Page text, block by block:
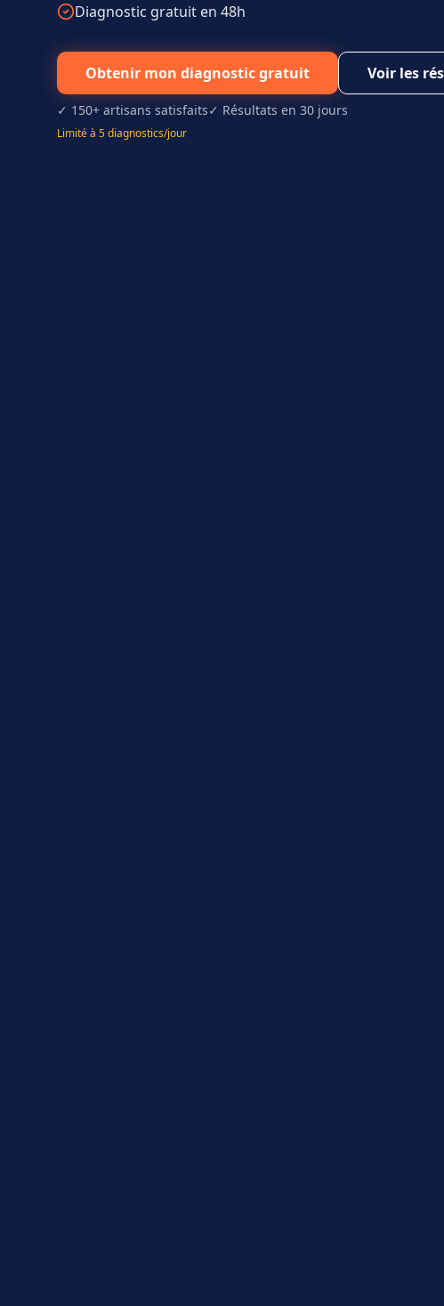
Diagnostic gratuit en 48h
Obtenir mon diagnostic gratuit Voir les
✓ 150+ artisans satisfaits✓ Résultats en 30 jours
Limité à 5 diagnostics/jour